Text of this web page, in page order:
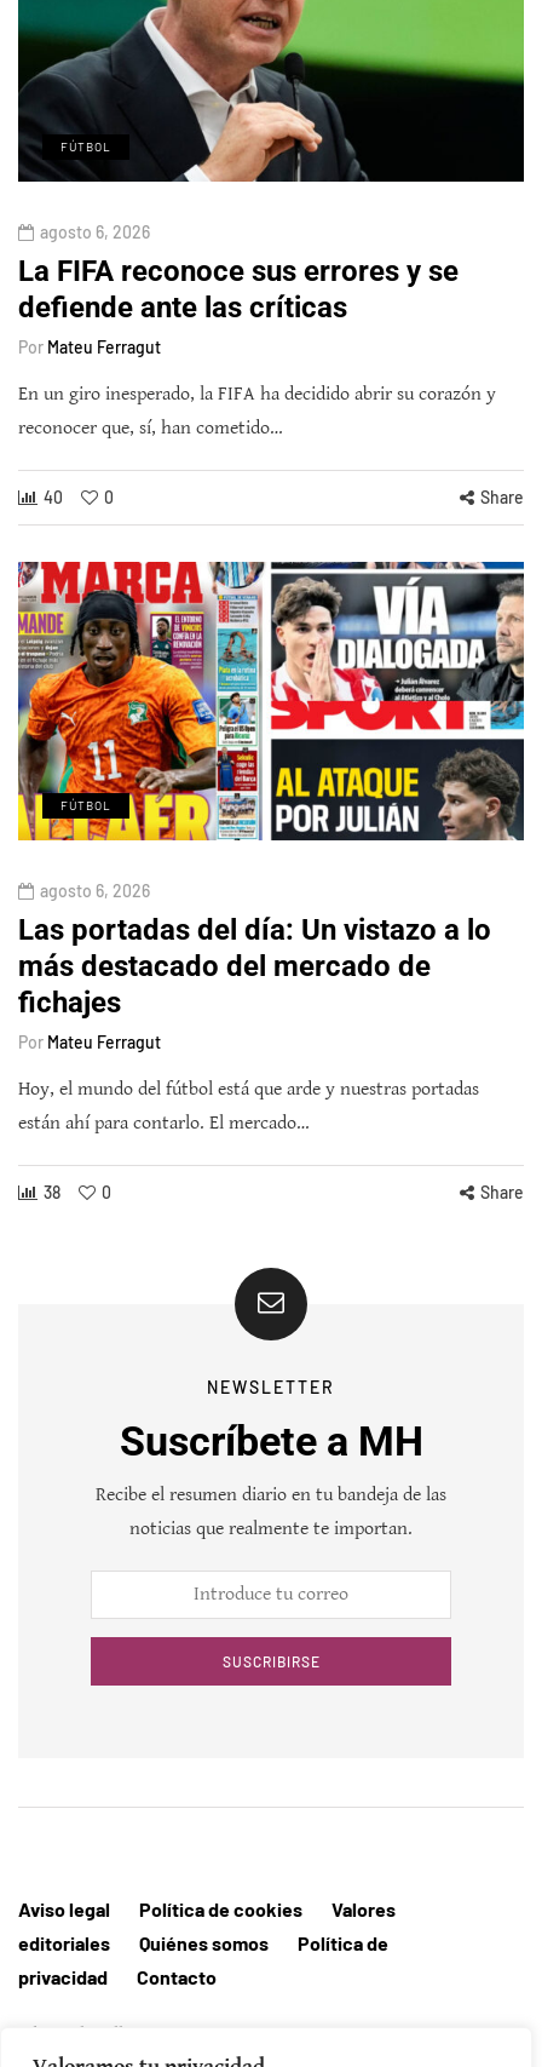
FÚTBOL
agosto 6, 2026
La FIFA reconoce sus errores y se
defiende ante las críticas
Por Mateu Ferragut
En un giro inesperado, la FIFA ha decidido abrir su corazón y
reconocer que, sí, han cometido…
40 0 Share
FÚTBOL
agosto 6, 2026
Las portadas del día: Un vistazo a lo
más destacado del mercado de
fichajes
Por Mateu Ferragut
Hoy, el mundo del fútbol está que arde y nuestras portadas
están ahí para contarlo. El mercado…
38 0 Share
NEWSLETTER
Suscríbete a MH
Recibe el resumen diario en tu bandeja de las
noticias que realmente te importan.
SUSCRIBIRSE
Aviso legal Política de cookies
Valores
editoriales
Quiénes somos
Política de
privacidad
Contacto
Editorial MallorcaHora